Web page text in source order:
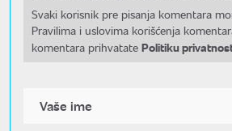
Svaki korisnik pre pisanja komentara
Pravilima i uslovima korišćenja
komentara prihvatate Politiku